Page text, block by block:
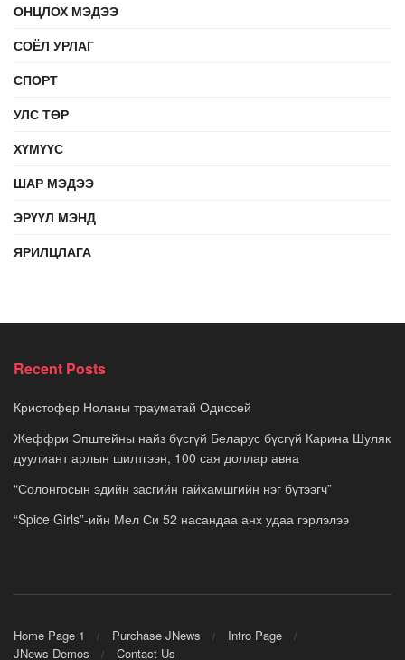
ОНЦЛОХ МЭДЭЭ
СОЁЛ УРЛАГ
СПОРТ
УЛС ТӨР
ХҮМҮҮС
ШАР МЭДЭЭ
ЭРҮҮЛ МЭНД
ЯРИЛЦЛАГА
Recent Posts
Кристофер Ноланы трауматай Одиссей
Жеффри Эпштейны найз бүсгүй Беларус бүсгүй Карина Шуляк
дуулиант арлын шилтгээн, 100 сая доллар авна
“Солонгосын эдийн засгийн гайхамшгийн нэг бүтээгч”
“Spice Girls”-ийн Мел Си 52 насандаа анх удаа гэрлэлээ
Home Page 1 Purchase JNews
Intro Page
JNews Demos
Contact Us